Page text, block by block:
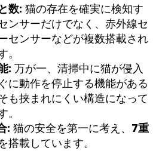
数: 猫の存在を確実に検知す
ンサーだけでなく、赤外線セ
センサーなどが複数搭載され
: 万が一、清掃中に猫が侵入
に動作を停止する機能がある
も挟まれにくい構造になって
: 猫の安全を第一に考え、 7重
搭載しています。